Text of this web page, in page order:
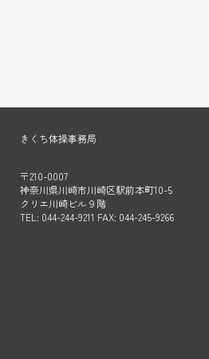
きくち体操事務局
〒210-0007
神奈川県川崎市川崎区駅前本町10-5
クリエ川崎ビル９階
TEL: 044-244-9211 FAX: 044-245-9266